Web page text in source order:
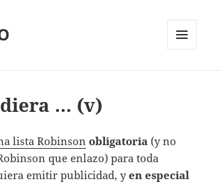
… (v)
lista Robinson obligatoria (y no
que enlazo) para toda
emitir publicidad, yen especial